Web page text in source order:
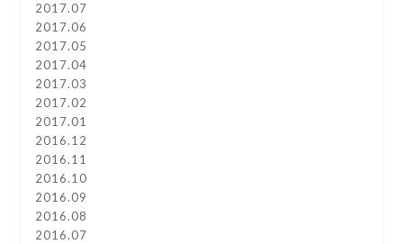
2017.07
2017.06
2017.05
2017.04
2017.03
2017.02
2017.01
2016.12
2016.11
2016.10
2016.09
2016.08
2016.07